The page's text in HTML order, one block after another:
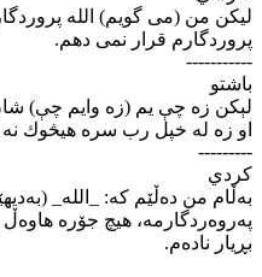
لیکن من (می گویم) الله
پروردگارم قرار نمی دهم.
-----------
باشتو
لېكن زه چې یم (زه وایم چې)
او زه له خپل رب سره هیڅوك
---------
كردي
به‌ڵام من ده‌ڵێم که‌: _الله‌_
په‌روه‌ردگارمه‌، هیچ جۆره
بڕیار ناده‌م.